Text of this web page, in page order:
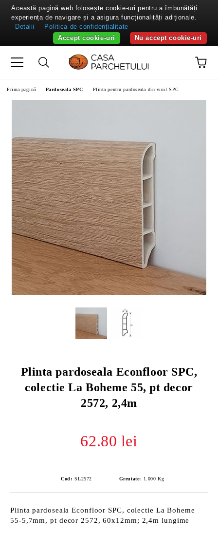
Prima pagină Pardoseala SPC Plinta pentru pardoseala din vinil SPC
Plinta pardoseala Econfloor SPC,
colectie La Boheme 55, pt decor
2572, 2,4m
62.80 lei
Cod: SL2572 Greutate: 1.000 Kg
Plinta pardoseala Econfloor SPC, colectie La Boheme
55-5,7mm, pt decor 2572, 60x12mm; 2,4m lungime
Această pagină web folosește cookie-uri pentru a îmbunătăți
experiența de navigare și a asigura funcționalițăți adiționale.
Detalii
Politica de confidențialitate
Nu accept cookie-uri
Accept cookie-uri